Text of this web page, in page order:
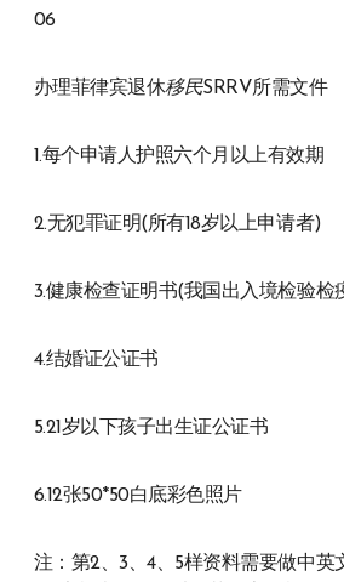
06
办理菲律宾退休移民SRRV所需文件
1.每个申请人护照六个月以上有效期
2.无犯罪证明(所有18岁以上申请者)
3.健康检查证明书(我国出入境检验检
4.结婚证公证书
5.21岁以下孩子出生证公证书
6.12张50*50白底彩色照片
注：第2、3、4、5样资料需要做中英